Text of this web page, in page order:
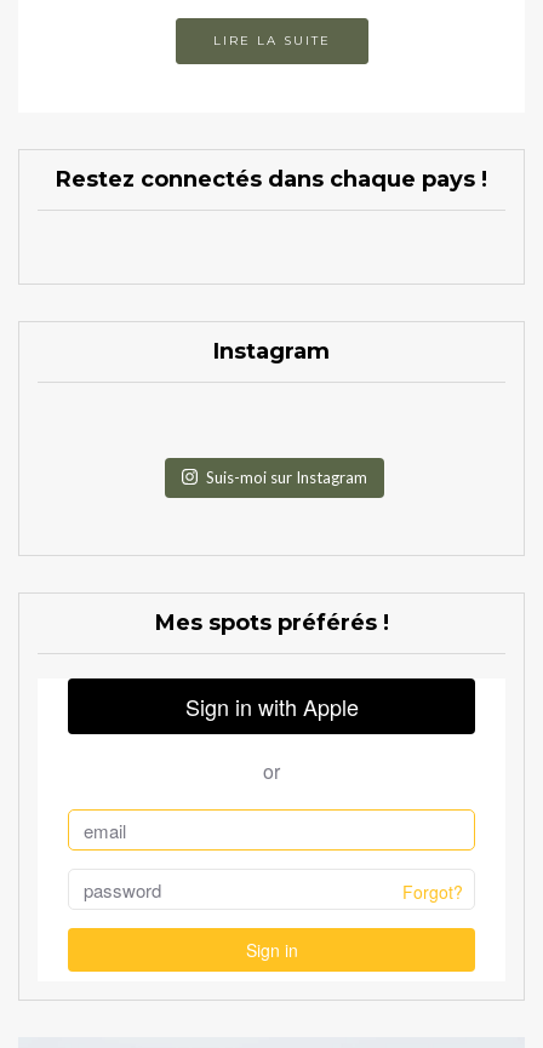
LIRE LA SUITE
Restez connectés dans chaque pays !
Instagram
Suis-moi sur Instagram
Mes spots préférés !